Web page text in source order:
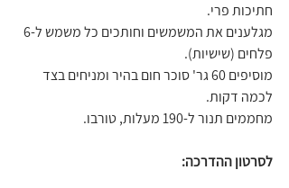
חתיכות פרי.
פלחים (שישיות).
מוסיפים 60 גר' סוכר חום בהיר ומניחים בצד
לכמה דקות.
מחממים תנור ל-190 מעלות, טורבו.
לסרטון ההדרכה: